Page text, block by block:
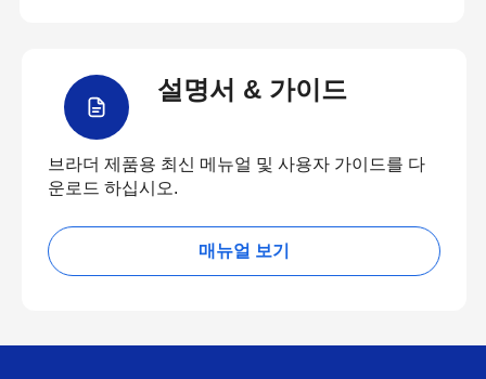
설명서 & 가이드
브라더 제품용 최신 메뉴얼 및 사용자 가이드를 다
운로드 하십시오.
매뉴얼 보기